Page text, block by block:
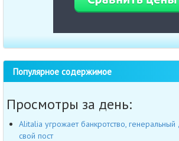
Популярное содержимое
Просмотры за день:
Alitalia угрожает банкротство,
свой пост